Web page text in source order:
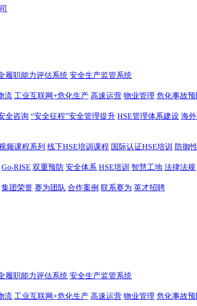
履职能力评估系统 安全生产监管系统
流 工业互联网+危化生产 高速运营 物业管理 危化事故预
全咨询 “安全征程”安全管理提升 HSE管理体系建设 海
频课程系列 线下HSE培训课程 国际认证HSE培训 防御
Go-RISE 双重预防 安全体系 HSE培训 智慧工地 法律法规
集团荣誉 赛为团队 合作案例 联系赛为 英才招聘
履职能力评估系统 安全生产监管系统
流 工业互联网+危化生产 高速运营 物业管理 危化事故预